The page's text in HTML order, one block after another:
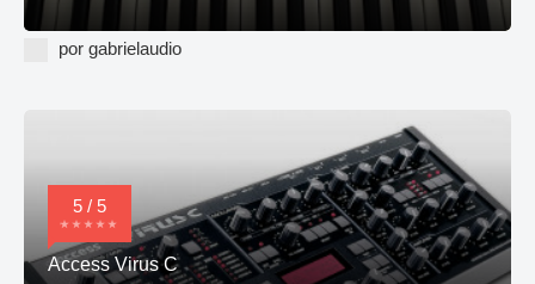
por gabrielaudio
5 / 5
Access Virus C